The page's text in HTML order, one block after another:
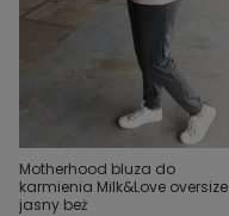
Motherhood bluza do
karmienia Milk&Love oversize
jasny beż